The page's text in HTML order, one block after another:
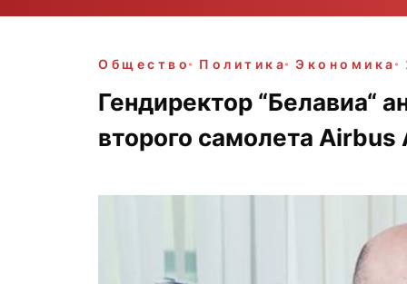
Общество Политика Экономика
Гендиректор “Белавиа“
второго самолета